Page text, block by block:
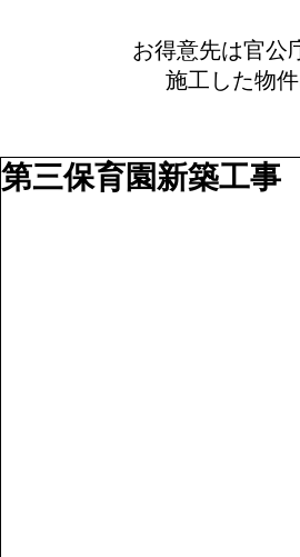
お得意先は官公
施工した物
第三保育園新築工事